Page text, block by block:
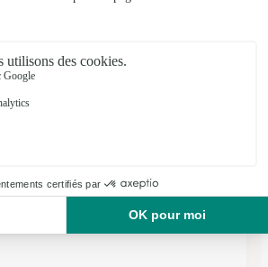
florale livrée conforme à la photo